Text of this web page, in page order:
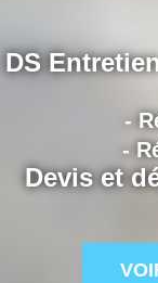
DS
-
-
Devis et